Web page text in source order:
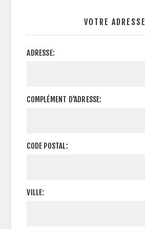
VOTRE ADRESSE
ADRESSE:
COMPLÉMENT D'ADRESSE:
CODE POSTAL:
VILLE: